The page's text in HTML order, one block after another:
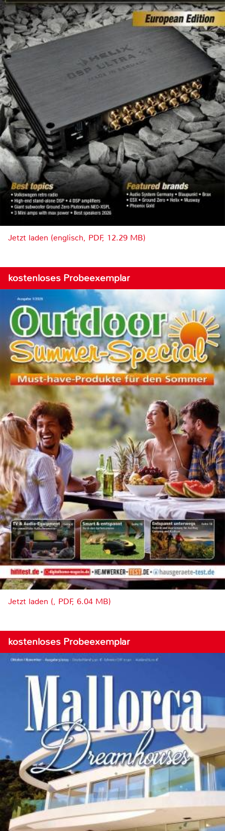
Jetzt laden (englisch, PDF, 12.29 MB)
kostenloses Probeexemplar
Jetzt laden (, PDF, 6.04 MB)
kostenloses Probeexemplar